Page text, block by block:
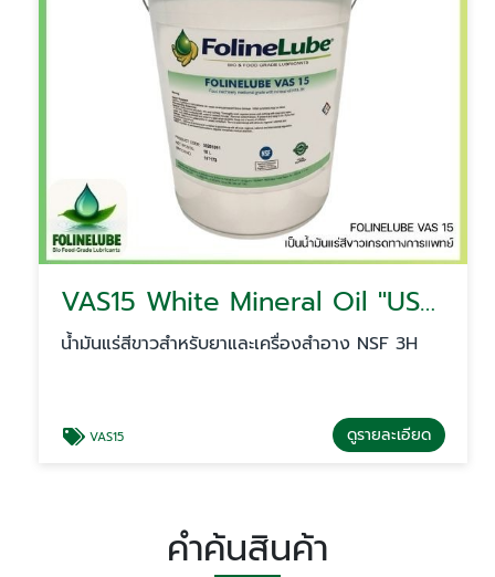
VAS15 White Mineral Oil ''USP/EP''
น้ำมันแร่สีขาวสำหรับยาและเครื่องสำอาง NSF 3H
VAS15 ดูรายละเอียด
คำค้นสินค้า